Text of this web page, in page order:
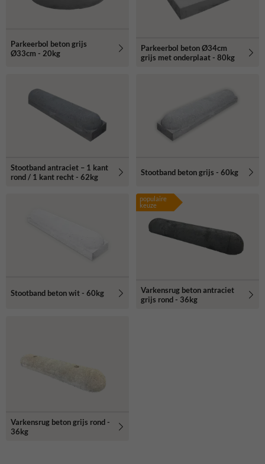
Parkeerbol beton grijs
Ø33cm - 20kg
Parkeerbol beton Ø34cm
grijs met onderplaat - 80kg
Stootband antraciet – 1 kant
rond / 1 kant recht - 62kg
Stootband beton grijs - 60kg
Stootband beton wit - 60kg
populaire
keuze
Varkensrug beton antraciet
grijs rond - 36kg
Varkensrug beton grijs rond -
36kg